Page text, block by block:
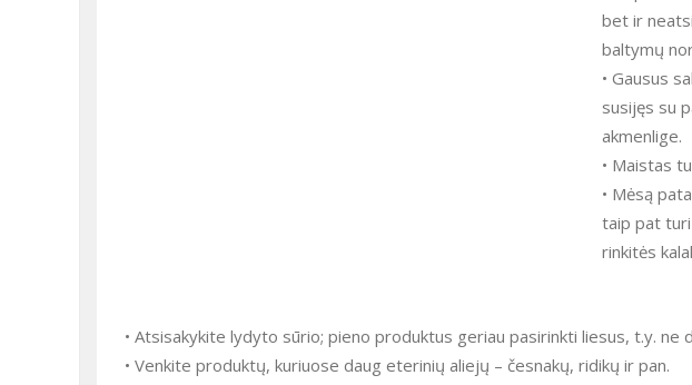
bet ir
baltymų
• Gausus
susijęs su
akmenlige.
• Maistas
• Mėsą
taip pat turi
rinkitės
• Atsisakykite lydyto sūrio; pieno produktus geriau pasirinkti liesus, t.y. ne
• Venkite produktų, kuriuose daug eterinių aliejų – česnakų, ridikų ir pan.